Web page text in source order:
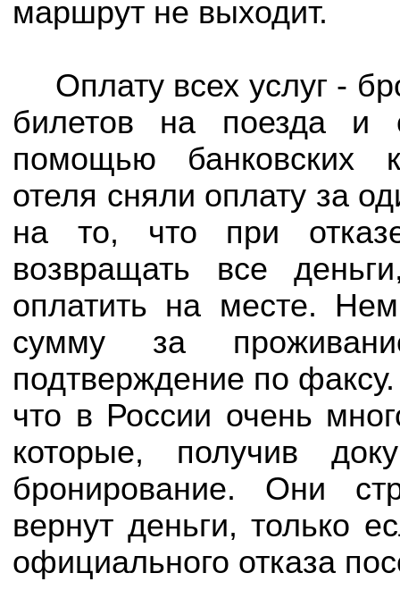
маршрут не выходит.
Оплату всех услуг -
билетов на поезда
помощью банковских
отеля сняли оплату за
на то, что при
возвращать все
оплатить на месте.
сумму за
подтверждение по
что в России очень
которые, получив
бронирование. Они
вернут деньги, только
официального отказа